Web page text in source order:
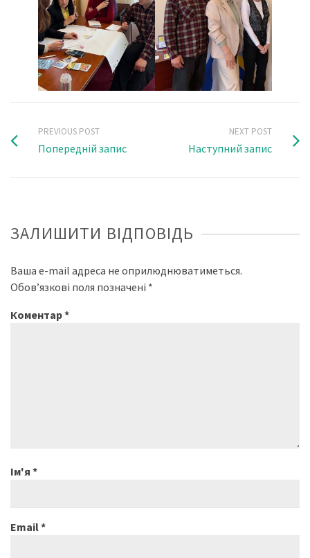
PREVIOUS POST
Попередній запис
NEXT POST
Наступний запис
ЗАЛИШИТИ ВІДПОВІДЬ
Ваша e-mail адреса не оприлюднюватиметься.
Обов’язкові поля позначені *
Коментар*
Ім'я *
Email*